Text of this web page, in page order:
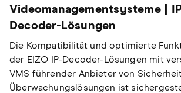
Videomanagementsysteme |
Decoder-Lösungen
Die Kompatibilität und optimierte
der EIZO IP-Decoder-Lösungen mit
VMS führender Anbieter von
Überwachungslösungen ist